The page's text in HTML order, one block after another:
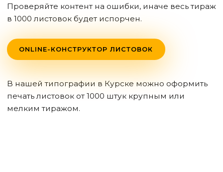
Проверяйте контент на ошибки, иначе весь тираж
в 1000 листовок будет испорчен.
ONLINE-КОНСТРУКТОР ЛИСТОВОК
В нашей типографии в Курске можно оформить
печать листовок от 1000 штук крупным или
мелким тиражом.